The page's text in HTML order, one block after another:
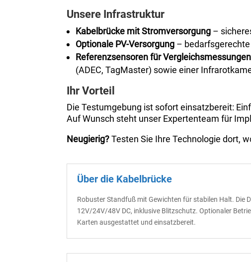
Unsere Infrastruktur
Kabelbrücke mit Stromversorgung –
Optionale PV-Versorgung –
Referenzsensoren für Vergleichsmessungen
(ADEC, TagMaster) sowie einer
Ihr Vorteil
Die Testumgebung ist sofort einsatzbereit:
Auf Wunsch steht unser Expertenteam für
Neugierig?Testen Sie Ihre Technologie dort,
Über die Kabelbrücke
Robuster Standfuß mit Gewichten für stabilen Halt. Die
12V/24V/48V DC, inklusive Blitzschutz. Optionaler
Karten ausgestattet und einsatzbereit.